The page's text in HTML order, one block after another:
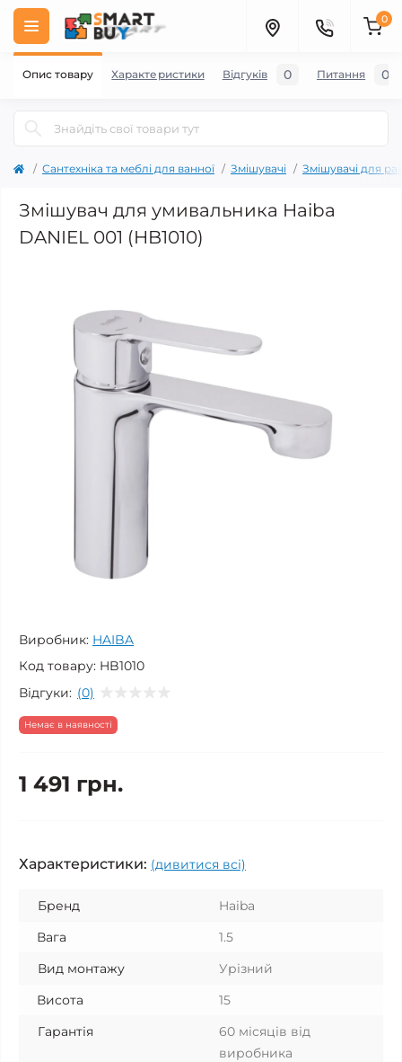
0
Сантехніка та меблі для ванної Змішувачі Змішувачі для
Змішувач для умивальника Haiba
DANIEL 001 (HB1010)
Виробник: HAIBA
Код товару: HB1010
Відгуки: (0)
Немає в наявності
1 491 грн.
Характеристики: (дивитися всі)
Бренд
Haiba
Вага
1.5
Вид монтажу
Урізний
Висота
15
Гарантія
60 місяців від
виробника
Опис товару Характеристики Відгуків 0 Питання 0